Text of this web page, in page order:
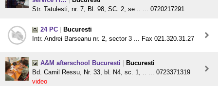
Str. Tatulesti, nr. 7, Bl. 98, SC. 2, se .. ... 0720217291
24 PC
Bucuresti
Intr. Andrei Barseanu nr. 2, sector 3 ... Fax 021.320.31.27
A&M afterschool Bucuresti
Bucuresti
Bd. Camil Ressu, Nr. 33, bl. N4, sc. 1, .. ... 0723371319
video